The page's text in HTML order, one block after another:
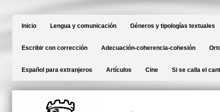
Inicio Lengua y comunicación Géneros y tipologías textuales
Escribir con corrección Adecuación-coherencia-cohesión
Español para extranjeros Artículos Cine Si se calla el